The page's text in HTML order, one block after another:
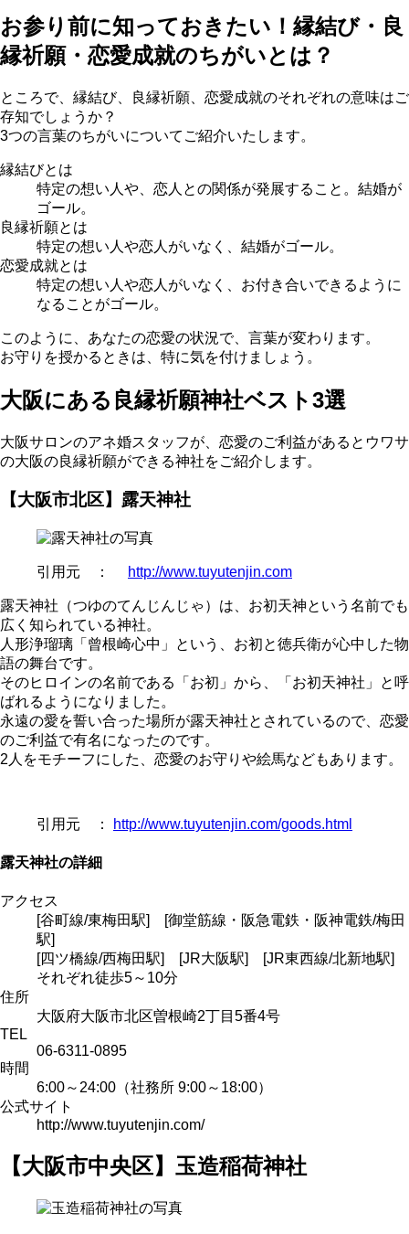
お参り前に知っておきたい！縁結び・良
縁祈願・恋愛成就のちがいとは？
ところで、縁結び、良縁祈願、恋愛成就のそれぞれの意味はご
存知でしょうか？
3つの言葉のちがいについてご紹介いたします。
縁結びとは
特定の想い人や、恋人との関係が発展すること。結婚が
ゴール。
良縁祈願とは
特定の想い人や恋人がいなく、結婚がゴール。
恋愛成就とは
特定の想い人や恋人がいなく、お付き合いできるように
なることがゴール。
このように、あなたの恋愛の状況で、言葉が変わります。
お守りを授かるときは、特に気を付けましょう。
大阪にある良縁祈願神社ベスト3選
大阪サロンのアネ婚スタッフが、恋愛のご利益があるとウワサ
の大阪の良縁祈願ができる神社をご紹介します。
【大阪市北区】露天神社
引用元 ： http://www.tuyutenjin.com
露天神社（つゆのてんじんじゃ）は、お初天神という名前でも
広く知られている神社。
人形浄瑠璃「曾根崎心中」という、お初と徳兵衛が心中した物
語の舞台です。
そのヒロインの名前である「お初」から、「お初天神社」と呼
ばれるようになりました。
永遠の愛を誓い合った場所が露天神社とされているので、恋愛
のご利益で有名になったのです。
2人をモチーフにした、恋愛のお守りや絵馬などもあります。
引用元 ： http://www.tuyutenjin.com/goods.html
露天神社の詳細
アクセス
[谷町線/東梅田駅] [御堂筋線・阪急電鉄・阪神電鉄/梅田
駅]
[四ツ橋線/西梅田駅] [JR大阪駅] [JR東西線/北新地駅]
それぞれ徒歩5～10分
住所
大阪府大阪市北区曽根崎2丁目5番4号
TEL
06-6311-0895
時間
6:00～24:00（社務所 9:00～18:00）
公式サイト
http://www.tuyutenjin.com/
【大阪市中央区】玉造稲荷神社